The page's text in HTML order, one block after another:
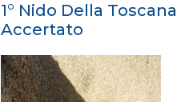
1° Nido Della Toscana
Accertato